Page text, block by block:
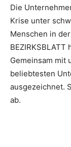
Die
Krise unter
Menschen in
Gemeinsam mit
beliebtesten
ausgezeichnet.
ab.